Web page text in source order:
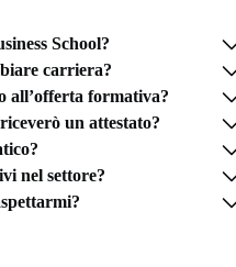
School?
carriera?
all’offerta formativa?
un attestato?
nel settore?